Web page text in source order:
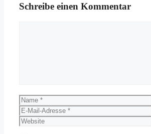
Schreibe einen Kommentar
Name